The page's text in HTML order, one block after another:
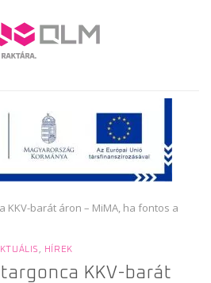
KKV-barát áron – MiMA, ha fontos a
HÍREK
KKV-barát